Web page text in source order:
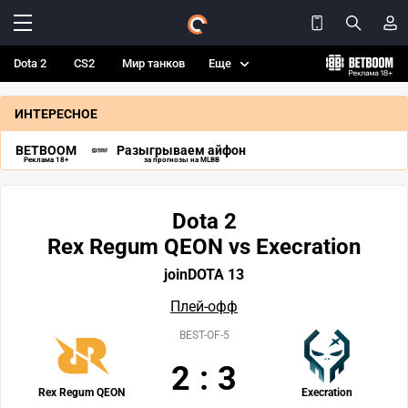
Dota 2 CS2 Мир танков Еще
ИНТЕРЕСНОЕ
BETBOOM
Реклама 18+
Разыгрываем айфон
за прогнозы на MLBB
Dota 2
Rex Regum QEON vs Execration
joinDOTA 13
Плей-офф
Rex Regum QEON Execration
BEST-OF-5
2 : 3